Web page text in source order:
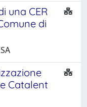
una CER
di
Catalent